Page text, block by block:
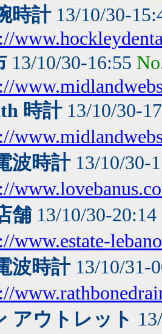
時計13/10/30-
13/10/30-16:55
時計13/10/30-
波時計13/10/30-
舗 13/10/30-20:14
www.estate-
波時計13/10/31-
アウトレット